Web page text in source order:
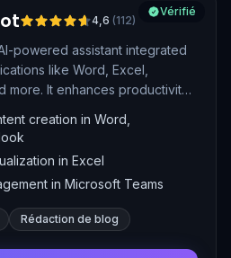
Vérifié
4,6 (112)
powered assistant integrated
like Word, Excel,
more. It enhances productivity
insights based on data, all
creation in Word,
in Excel
in Microsoft Teams
Rédaction de blog